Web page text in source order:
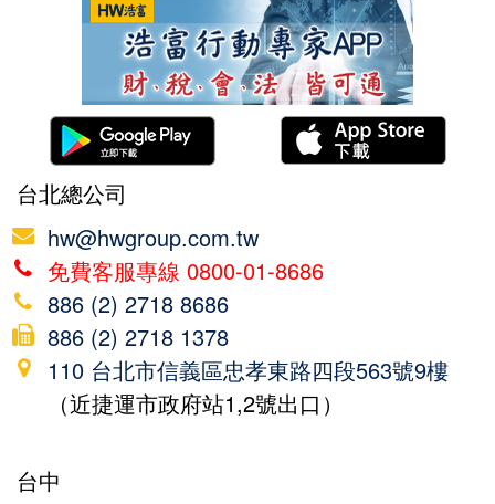
台北總公司
hw@hwgroup.com.tw
免費客服專線 0800-01-8686
886 (2) 2718 8686
886 (2) 2718 1378
110 台北市信義區忠孝東路四段563號9樓
（近捷運市政府站1,2號出口）
台中